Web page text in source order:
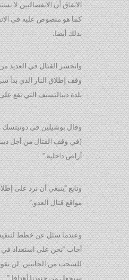
الاتفاق أن الانفصاليين لا يستطيعون
كما هو منصوص عليه في الاتفاق ما لم
بذلك أيضا.
وانحسر القتال في العديد من مناطق
وقف إطلاق النار الذي بدأ سريانه يوم
بلدة ديبالتسيف التي تقع على خط
وقال بوشيلين في دونيتسك معقل
(في وقف القتال من أجل ديبالتسيف).
أراض داخلية.”
وتابع “ينبغي أن نرد على إطلاق النار
مواقع قتال العدو.”
وعندما سئل عن خطط لتنفيذ الاتفاق
أجاب “نحن على استعداد في أي وقت.
للسحب من الجانبين. لن نقوم بشيء
سيجعل من جنودنا أهدافا.”